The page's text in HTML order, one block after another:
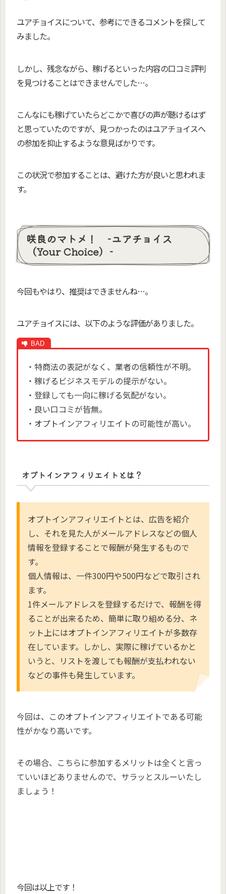
ユアチョイスについて、参考にできるコメントを探して
みました。
しかし、残念ながら、稼げるといった内容の口コミ評判
を見つけることはできませんでした…。
こんなにも稼げていたらどこかで喜びの声が聴けるはず
と思っていたのですが、見つかったのはユアチョイスへ
の参加を抑止するような意見ばかりです。
この状況で参加することは、避けた方が良いと思われま
す。
咲良のマトメ！ -ユアチョイス
（Your Choice）-
今回もやはり、推奨はできませんね…。
ユアチョイスには、以下のような評価がありました。
・特商法の表記がなく、業者の信頼性が不明。
・稼げるビジネスモデルの提示がない。
・登録しても一向に稼げる気配がない。
・良い口コミが皆無。
・オプトインアフィリエイトの可能性が高い。
オプトインアフィリエイトとは？
オプトインアフィリエイトとは、広告を紹介
し、それを見た人がメールアドレスなどの個人
情報を登録することで報酬が発生するもので
す。
個人情報は、一件300円や500円などで取引され
ます。
1件メールアドレスを登録するだけで、報酬を得
ることが出来るため、簡単に取り組める分、ネ
ット上にはオプトインアフィリエイトが多数存
在しています。しかし、実際に稼げているかと
いうと、リストを渡しても報酬が支払われない
などの事件も発生しています。
今回は、このオプトインアフィリエイトである可能
性がかなり高いです。
その場合、こちらに参加するメリットは全くと言っ
ていいほどありませんので、サラッとスルーいたし
ましょう！
今回は以上です！